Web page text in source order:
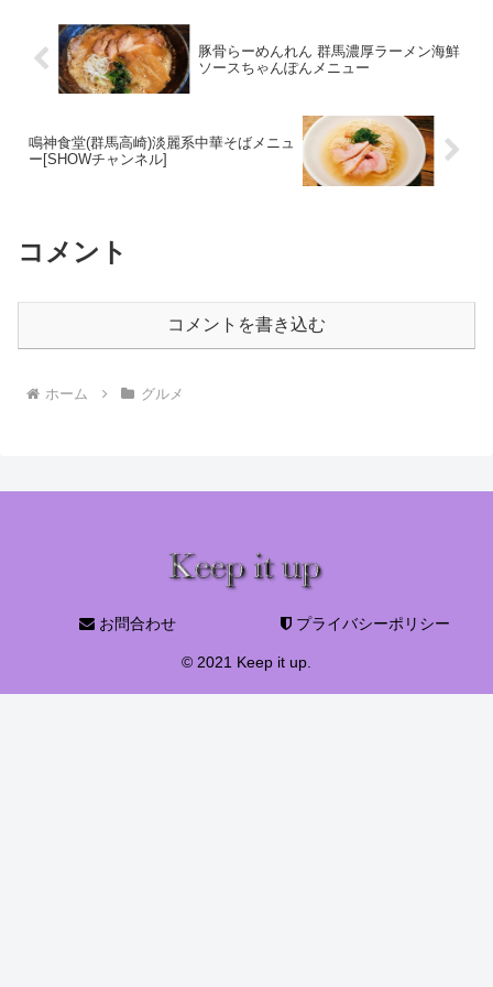
豚骨らーめんれん 群馬濃厚ラーメン海鮮
ソースちゃんぽんメニュー
鳴神食堂(群馬高崎)淡麗系中華そばメニュ
ー[SHOWチャンネル]
コメント
コメントを書き込む
ホーム グルメ
お問合わせ プライバシーポリシー
© 2021 Keep it up.